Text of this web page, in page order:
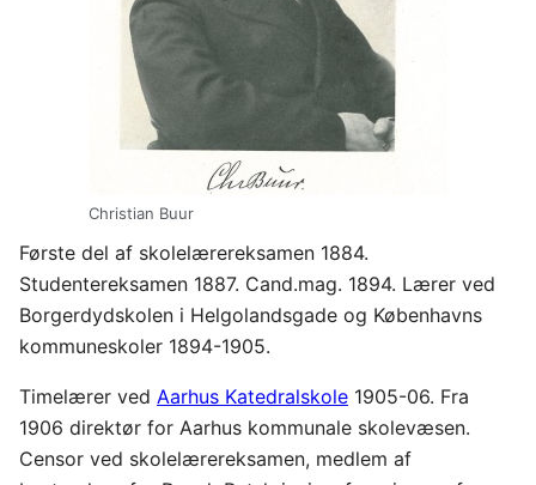
Christian Buur
Første del af skolelærereksamen 1884.
Studentereksamen 1887. Cand.mag. 1894. Lærer ved
Borgerdydskolen i Helgolandsgade og Københavns
kommuneskoler 1894-1905.
Timelærer ved Aarhus Katedralskole 1905-06. Fra
1906 direktør for Aarhus kommunale skolevæsen.
Censor ved skolelærereksamen, medlem af